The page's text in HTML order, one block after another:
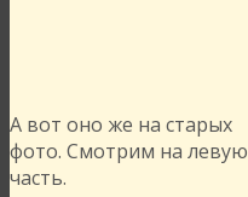
А вот оно же на старых
фото. Смотрим на левую
часть.